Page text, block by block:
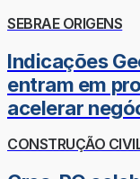
SEBRAE ORIGENS
Indicações
entram em
acelerar
CONSTRUÇÃO